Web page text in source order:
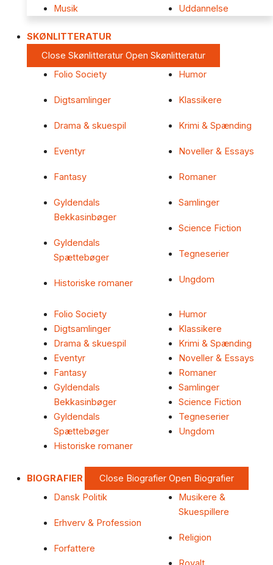
Musik
Uddannelse
SKØNLITTERATUR
Close Skønlitteratur Open Skønlitteratur
Folio Society
Digtsamlinger
Drama & skuespil
Eventyr
Fantasy
Gyldendals
Bekkasinbøger
Gyldendals
Spættebøger
Historiske romaner
Humor
Klassikere
Krimi & Spænding
Noveller & Essays
Romaner
Samlinger
Science Fiction
Tegneserier
Ungdom
Folio Society
Digtsamlinger
Drama & skuespil
Eventyr
Fantasy
Gyldendals
Bekkasinbøger
Gyldendals
Spættebøger
Historiske romaner
Humor
Klassikere
Krimi & Spænding
Noveller & Essays
Romaner
Samlinger
Science Fiction
Tegneserier
Ungdom
BIOGRAFIER Close Biografier Open Biografier
Dansk Politik
Erhverv & Profession
Forfattere
Musikere &
Skuespillere
Religion